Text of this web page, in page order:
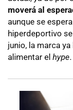
moverá al
aunque se
hiperdeportivo
junio, la marca
alimentar el hype.